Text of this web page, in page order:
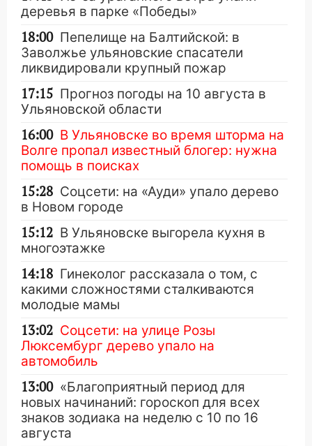
деревья в парке «Победы»
18:00 Пепелище на Балтийской: в
Заволжье ульяновские спасатели
ликвидировали крупный пожар
17:15 Прогноз погоды на 10 августа в
Ульяновской области
16:00 В Ульяновске во время шторма на
Волге пропал известный блогер: нужна
помощь в поисках
15:28 Соцсети: на «Ауди» упало дерево
в Новом городе
15:12 В Ульяновске выгорела кухня в
многоэтажке
14:18 Гинеколог рассказала о том, с
какими сложностями сталкиваются
молодые мамы
13:02 Соцсети: на улице Розы
Люксембург дерево упало на
автомобиль
13:00 «Благоприятный период для
новых начинаний: гороскоп для всех
знаков зодиака на неделю с 10 по 16
августа